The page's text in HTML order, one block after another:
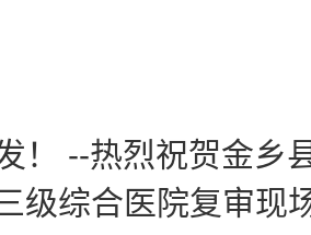
！ --热烈祝贺金乡
级综合医院复审现